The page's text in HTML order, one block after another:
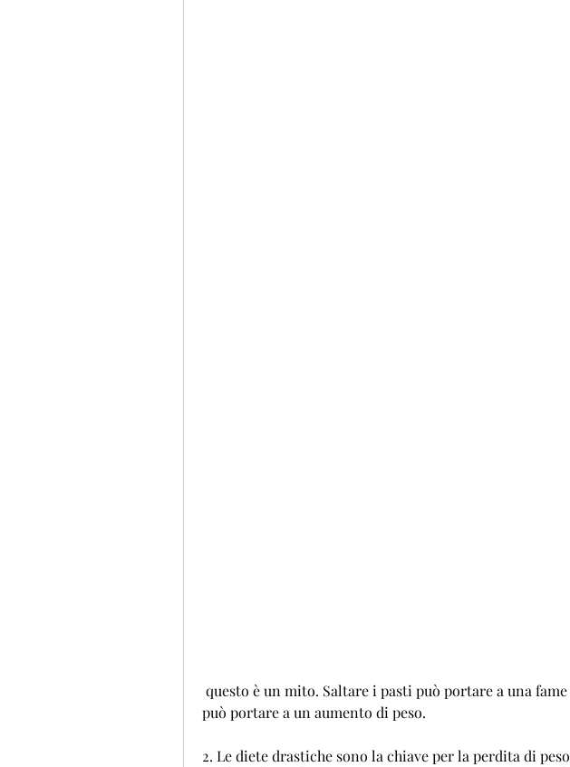
può portare a un aumento di peso.
2. Le diete drastiche sono la chiave per la perdita di peso